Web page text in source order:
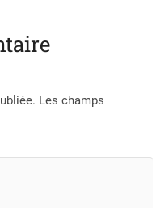
Les champs